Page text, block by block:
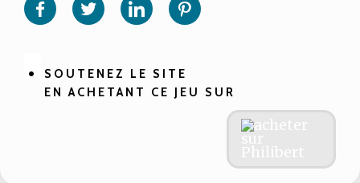
sur sur sur
SOUTENEZ LE SITE
EN ACHETANT CE JEU SUR